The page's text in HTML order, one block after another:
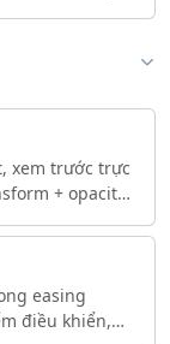
xem trước trực
+ opacity
easing
điều khiển,